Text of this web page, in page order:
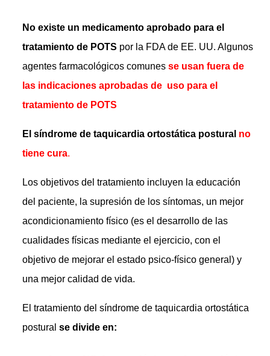
No existe un medicamento aprobado para el
tratamiento de POTS por la FDA de EE. UU. Algunos
agentes farmacológicos comunes se usan fuera de
las indicaciones aprobadas de uso para el
tratamiento de POTS
El síndrome de taquicardia ortostática postural no
tiene cura.
Los objetivos del tratamiento incluyen la educación
del paciente, la supresión de los síntomas, un mejor
acondicionamiento físico (es el desarrollo de las
cualidades físicas mediante el ejercicio, con el
objetivo de mejorar el estado psico-físico general) y
una mejor calidad de vida.
El tratamiento del síndrome de taquicardia ortostática
postural se divide en: